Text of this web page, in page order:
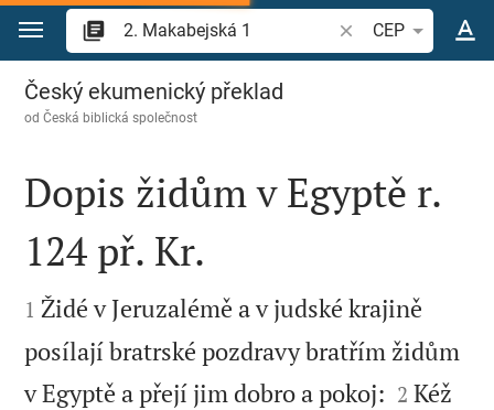
Přejít na obsah
Vyhledat biblický
CEP
2. Makabejská 1
Český ekumenický překlad
odČeská biblická společnost

Dopis židům v Egyptě r.
124 př. Kr.

1 Židé v Jeruzalémě a v judské krajině
posílají bratrské pozdravy bratřím židům
v Egyptě a přejí jim dobro a pokoj: 

2 Kéž